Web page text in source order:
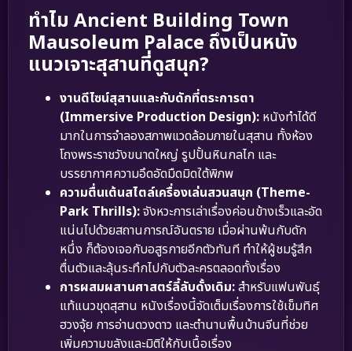
ทำไม Ancient Building Town
Mausoleum Palace ถึงเป็นหนัง
แนวเจาะสุสานที่ดูสนุก?
งานดีไซน์สุสานและกับดักที่ตระการตา
(Immersive Production Design): หนังทำได้ดี
มากในการจำลองสภาพแวดล้อมภายในสุสาน ทั้งห้อง
โถงพระราชวังขนาดใหญ่ รูปปั้นหินกลไก และ
บรรยากาศความอึดอัดมืดมิดใต้พิภพ
ความตื่นเต้นสไตล์เครื่องเล่นสวนสนุก (Theme-
Park Thrills):จังหวะการเล่าเรื่องค่อนข้างเร็วและอัด
แน่นไปด้วยสถานการณ์อันตราย เมื่อผ่านพ้นกับดัก
หนึ่ง ก็ต้องเจอกับอสูรกายอีกตัวทันที ทำให้ผู้ชมรู้สึก
ตื่นตัวและลุ้นระทึกไปกับตัวละครตลอดทั้งเรื่อง
การผสมผสานศาสตร์ลี้ลับดั้งเดิม:สำหรับแฟนพันธุ์
แท้แนวขุดสุสาน หนังเรื่องนี้จัดเต็มเรื่องการใช้เข็มทิศ
ฮวงจุ้ย การอ่านดวงดาว และตำนานพื้นบ้านจีนที่ช่วย
เพิ่มความขลังและมิติให้กับเนื้อเรื่อง